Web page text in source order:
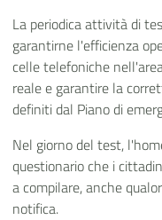
La periodica attività di
garantirne l'efficienza
celle telefoniche
reale e garantire la
definiti dal Piano di
Nel giorno del test,
questionario che i
a compilare, anche
notifica.